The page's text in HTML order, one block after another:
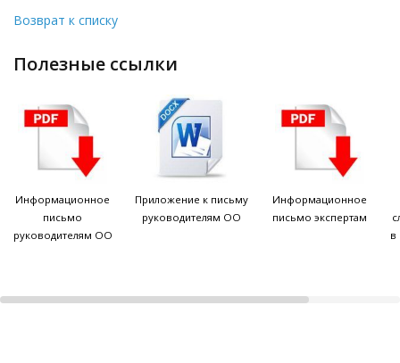
Возврат к списку
полезные ссылки
Информационное
письмо
руководителям ОО
Приложение к письму
руководителям ОО
Информационное
письмо экспертам
в